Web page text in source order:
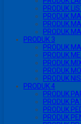
PRODUK
PRODUK
PRODUK
PRODUK
PRODUK 3
PRODUK
PRODUK
PRODUK
PRODUK
PRODUK
PRODUK 4
PRODUK
PRODUK
PRODUK
PRODUK